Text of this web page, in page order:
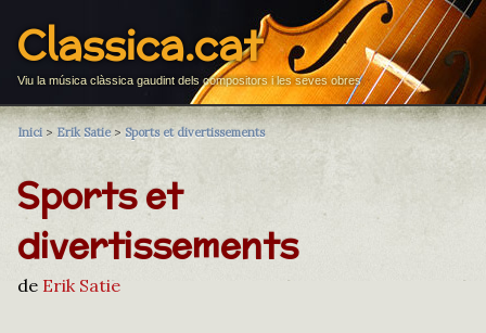
Classica.cat
Viu la música clàssica gaudint dels compositors i les seves obres
Inici > Erik Satie> Sports et divertissements
Sports et
divertissements
de Erik Satie